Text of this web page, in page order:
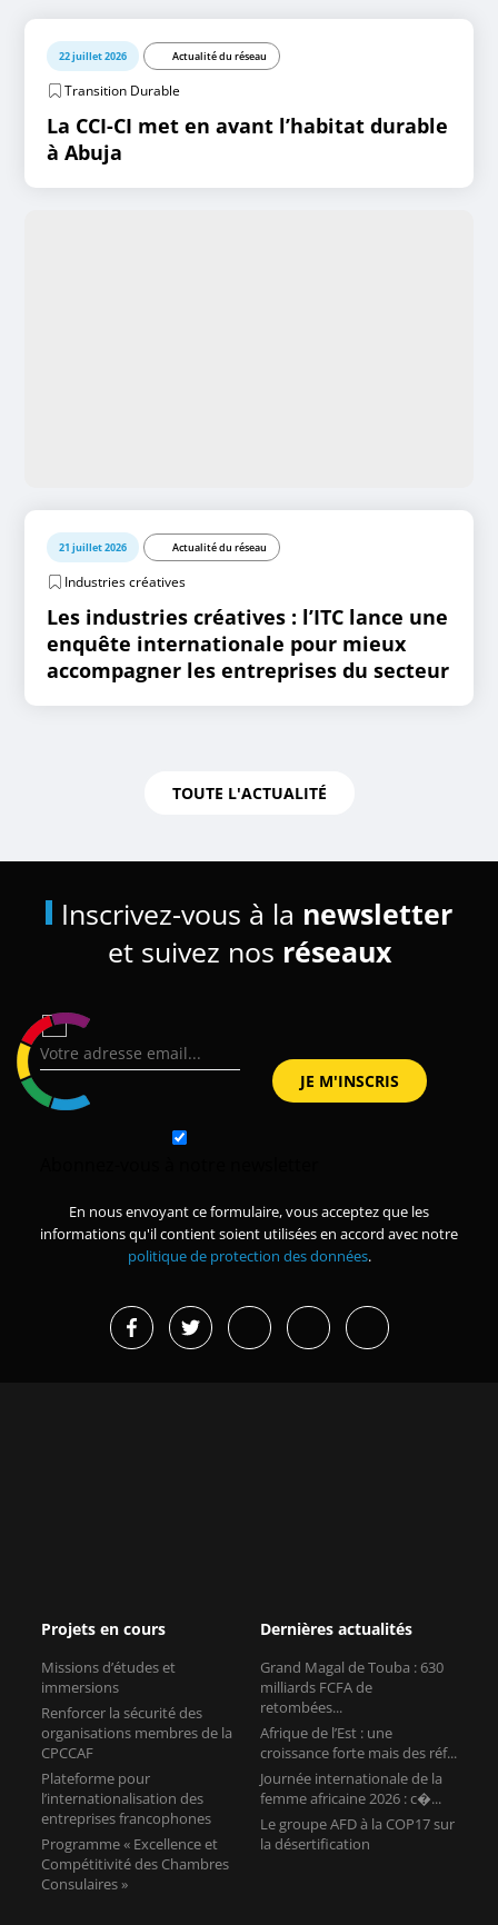
22 juillet 2026 Actualité du réseau
Transition Durable
La CCI-CI met en avant l’habitat durable
à Abuja
21 juillet 2026 Actualité du réseau
Industries créatives
Les industries créatives : l’ITC lance une
enquête internationale pour mieux
accompagner les entreprises du secteur
TOUTE L'ACTUALITÉ
Inscrivez-vous à la newsletter
et suivez nos réseaux
En nous envoyant ce formulaire, vous acceptez que les
informations qu'il contient soient utilisées en accord avec notre
politique de protection des données.
Projets en cours
Missions d’études et
immersions
Renforcer la sécurité des
organisations membres de la
CPCCAF
Plateforme pour
l’internationalisation des
entreprises francophones
Programme « Excellence et
Compétitivité des Chambres
Consulaires »
Dernières actualités
Grand Magal de Touba : 630
milliards FCFA de
retombées...
Afrique de l’Est : une
croissance forte mais des réf...
Journée internationale de la
femme africaine 2026 : c�...
Le groupe AFD à la COP17 sur
la désertification